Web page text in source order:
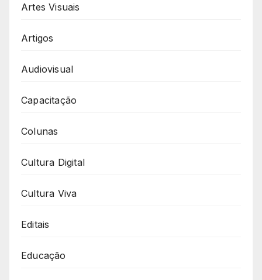
Artes Visuais
Artigos
Audiovisual
Capacitação
Colunas
Cultura Digital
Cultura Viva
Editais
Educação